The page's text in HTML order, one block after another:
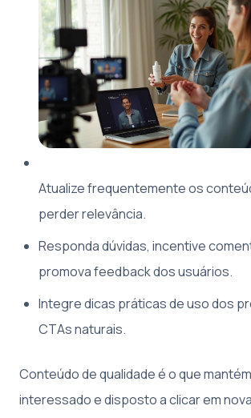
Atualize frequentemente os
perder relevância.
Responda dúvidas, incentive
promova feedback dos usuários.
Integre dicas práticas de uso dos
CTAs naturais.
Conteúdo de qualidade é o que
interessado e disposto a clicar em